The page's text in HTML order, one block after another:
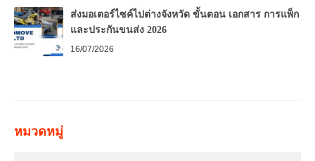
ส่งมอเตอร์ไซค์ไปต่างจังหวัด ขั้นตอน เอกสาร การแพ็ก
และประกันขนส่ง 2026
16/07/2026
หมวดหมู่